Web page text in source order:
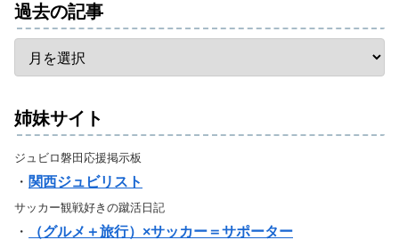
過去の記事
姉妹サイト
ジュビロ磐田応援掲示板
・ 関西ジュビリスト
サッカー観戦好きの蹴活日記
・ （グルメ＋旅行）×サッカー＝サポーター